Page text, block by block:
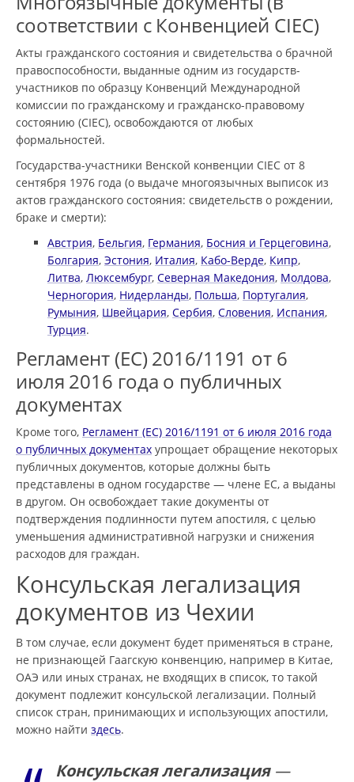
соответствии с Конвенцией CIEC)
Акты гражданского состояния и свидетельства о брачной
правоспособности, выданные одним из государств-
участников по образцу Конвенций Международной
комиссии по гражданскому и гражданско-правовому
состоянию (CIEC), освобождаются от любых
формальностей.
Государства-участники Венской конвенции CIEC от 8
сентября 1976 года (о выдаче многоязычных выписок из
актов гражданского состояния: свидетельств о рождении,
браке и смерти):
Австрия, Бельгия, Германия, Босния и Герцеговина,
Болгария, Эстония, Италия, Кабо-Верде, Кипр,
Литва, Люксембург, Северная Македония, Молдова,
Черногория, Нидерланды, Польша, Португалия,
Румыния, Швейцария, Сербия, Словения, Испания,
Турция.
Регламент (ЕС) 2016/1191 от 6
июля 2016 года о публичных
документах
Кроме того, Регламент (ЕС) 2016/1191 от 6 июля 2016 года
о публичных документах упрощает обращение некоторых
публичных документов, которые должны быть
представлены в одном государстве — члене ЕС, а выданы
в другом. Он освобождает такие документы от
подтверждения подлинности путем апостиля, с целью
уменьшения административной нагрузки и снижения
расходов для граждан.
Консульская легализация
документов из Чехии
В том случае, если документ будет применяться в стране,
не признающей Гаагскую конвенцию, например в Китае,
ОАЭ или иных странах, не входящих в список, то такой
документ подлежит консульской легализации. Полный
список стран, принимающих и использующих апостили,
можно найти здесь.
Консульская легализация—